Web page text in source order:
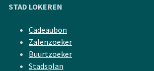
STAD LOKEREN
Cadeaubon
Zalenzoeker
Buurtzoeker
Stadsplan